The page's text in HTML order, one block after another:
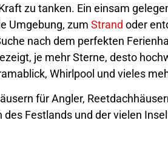
zu tanken. Ein einsam
Umgebung, zum Strand oder
nach dem perfekten
je mehr Sterne, desto
Whirlpool und vieles
für Angler,
Festlands und der vielen